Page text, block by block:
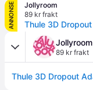
ANNONSE
Jollyroom
89 kr frakt
Jollyroom
89 kr frakt